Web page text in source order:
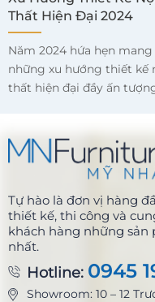
đóng góp tích cực vào sự
phát triển của công ty.
Thất Hiện Đại 2024
Năm 2024 hứa hẹn mang
những xu hướng thiết kế
thất hiện đại đầy ấn
giữa con người với không
gian sống. Dưới đây là
xu hướng nổi bật bạn
thể bỏ lỡ trong năm nay.
Tự hào là đơn vị hàng
thiết kế, thi công và
khách hàng những sản
nhất.
Hotline: 0945
Showroom: 10 – 12